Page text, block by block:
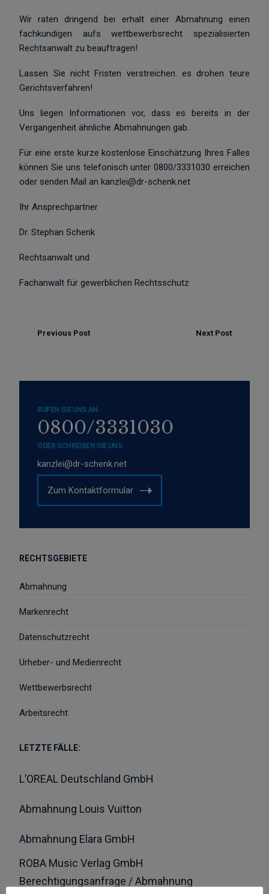
Wir raten dringend bei erhalt einer Abmahnung einen
fachkundigen aufs wettbewerbsrecht spezialisierten
Rechtsanwalt zu beauftragen!
Lassen Sie nicht Fristen verstreichen. es drohen teure
Gerichtsverfahren!
Uns liegen Informationen vor, dass es bereits in der
Vergangenheit ähnliche Abmahnungen gab.
Für eine erste kurze kostenlose Einschätzung Ihres Falles
können Sie uns telefonisch unter 0800/3331030 erreichen
oder senden Mail an kanzlei@dr-schenk.net
Ihr Ansprechpartner
Dr. Stephan Schenk
Rechtsanwalt und
Fachanwalt für gewerblichen Rechtsschutz
Previous Post Next Post
RUFEN SIE UNS AN
0800/3331030
ODER SCHREIBEN SIE UNS
kanzlei@dr-schenk.net
Zum Kontaktformular
RECHTSGEBIETE
Abmahnung
Markenrecht
Datenschutzrecht
Urheber- und Medienrecht
Wettbewerbsrecht
Arbeitsrecht
LETZTE FÄLLE:
L’OREAL Deutschland GmbH
Abmahnung Louis Vuitton
Abmahnung Elara GmbH
ROBA Music Verlag GmbH
Berechtigungsanfrage / Abmahnung